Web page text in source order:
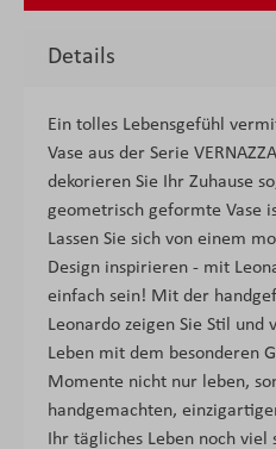
Details
Ein tolles Lebensgefühl
Vase aus der Serie
dekorieren Sie Ihr Zuhause
geometrisch geformte Vase
Lassen Sie sich von einem
Design inspirieren - mit
einfach sein! Mit der
Leonardo zeigen Sie Stil und
Leben mit dem besonderen
Momente nicht nur leben,
handgemachten,
Ihr tägliches Leben noch